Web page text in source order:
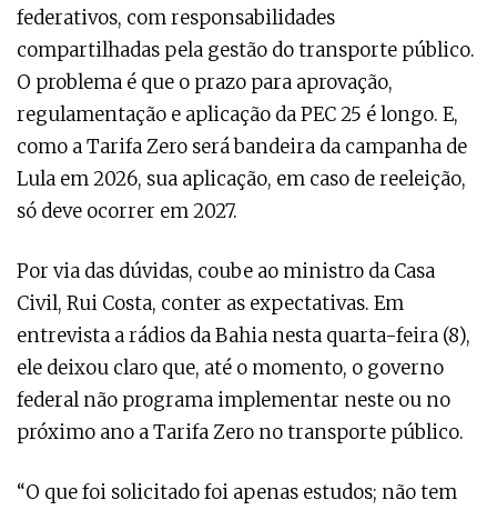
federativos, com responsabilidades
compartilhadas pela gestão do transporte público.
O problema é que o prazo para aprovação,
regulamentação e aplicação da PEC 25 é longo. E,
como a Tarifa Zero será bandeira da campanha de
Lula em 2026, sua aplicação, em caso de reeleição,
só deve ocorrer em 2027.
Por via das dúvidas, coube ao ministro da Casa
Civil, Rui Costa, conter as expectativas. Em
entrevista a rádios da Bahia nesta quarta-feira (8),
ele deixou claro que, até o momento, o governo
federal não programa implementar neste ou no
próximo ano a Tarifa Zero no transporte público.
“O que foi solicitado foi apenas estudos; não tem